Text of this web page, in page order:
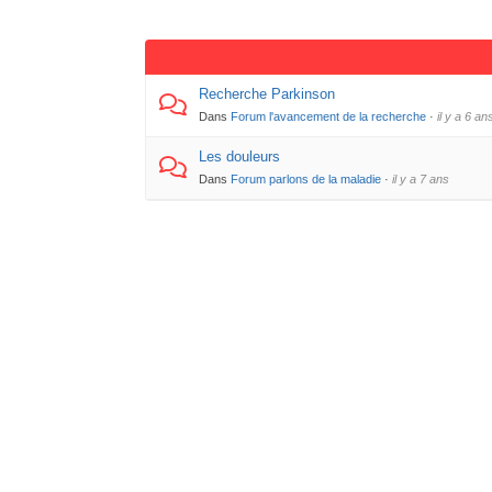
Recherche Parkinson
Dans Forum l'avancement de la recherche · il y a 6 ans
Les douleurs
Dans Forum parlons de la maladie · il y a 7 ans